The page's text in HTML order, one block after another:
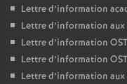
Lettre d’information
Lettre d’information aux
Lettre d’information
Lettre d’information
Lettre d’information aux